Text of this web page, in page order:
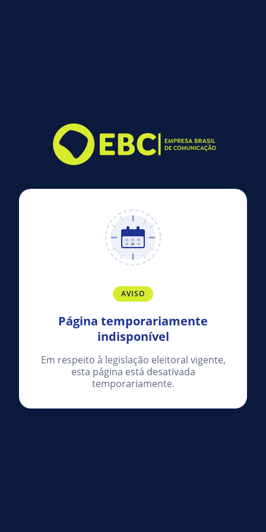
AVISO
Página temporariamente
indisponível
Em respeito à legislação eleitoral vigente,
esta página está desativada
temporariamente.